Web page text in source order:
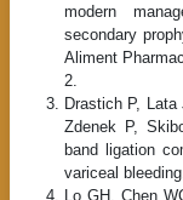
modern
secondary
Aliment
2.
Drastich P,
Zdenek P,
band ligation
variceal
Lo GH, Chen